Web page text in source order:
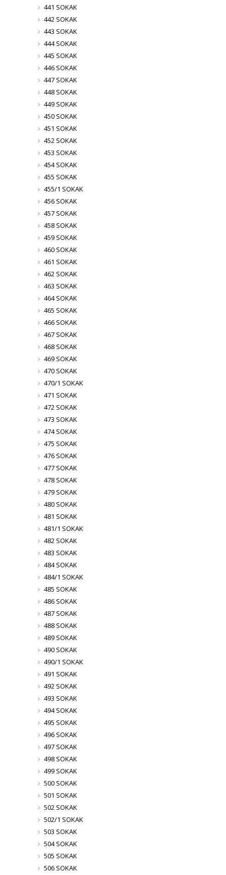
441 SOKAK
442 SOKAK
443 SOKAK
444 SOKAK
445 SOKAK
446 SOKAK
447 SOKAK
448 SOKAK
449 SOKAK
450 SOKAK
451 SOKAK
452 SOKAK
453 SOKAK
454 SOKAK
455 SOKAK
455/1 SOKAK
456 SOKAK
457 SOKAK
458 SOKAK
459 SOKAK
460 SOKAK
461 SOKAK
462 SOKAK
463 SOKAK
464 SOKAK
465 SOKAK
466 SOKAK
467 SOKAK
468 SOKAK
469 SOKAK
470 SOKAK
470/1 SOKAK
471 SOKAK
472 SOKAK
473 SOKAK
474 SOKAK
475 SOKAK
476 SOKAK
477 SOKAK
478 SOKAK
479 SOKAK
480 SOKAK
481 SOKAK
481/1 SOKAK
482 SOKAK
483 SOKAK
484 SOKAK
484/1 SOKAK
485 SOKAK
486 SOKAK
487 SOKAK
488 SOKAK
489 SOKAK
490 SOKAK
490/1 SOKAK
491 SOKAK
492 SOKAK
493 SOKAK
494 SOKAK
495 SOKAK
496 SOKAK
497 SOKAK
498 SOKAK
499 SOKAK
500 SOKAK
501 SOKAK
502 SOKAK
502/1 SOKAK
503 SOKAK
504 SOKAK
505 SOKAK
506 SOKAK